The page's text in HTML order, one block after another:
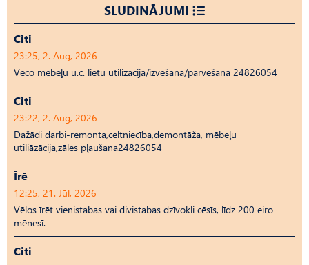
SLUDINĀJUMI
Citi
23:25, 2. Aug, 2026
Veco mēbeļu u.c. lietu utilizācija/izvešana/pārvešana 24826054
Citi
23:22, 2. Aug, 2026
Dažādi darbi-remonta,celtniecība,demontāža, mēbeļu
utiliāzācija,zāles pļaušana24826054
Īrē
12:25, 21. Jūl, 2026
Vēlos īrēt vienistabas vai divistabas dzīvokli cēsīs, līdz 200 eiro
mēnesī.
Citi